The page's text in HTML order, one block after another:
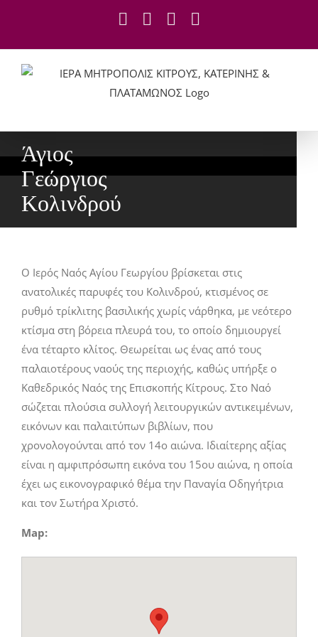
content
Facebook
YouTube
Άγιος
Γεώργιος
Κολινδρού
Ο Ιερός Ναός Αγίου Γεωργίου βρίσκεται στις
ανατολικές παρυφές του Κολινδρού, κτισμένος σε
ρυθμό τρίκλιτης βασιλικής χωρίς νάρθηκα, με νεότερο
κτίσμα στη βόρεια πλευρά του, το οποίο δημιουργεί
ένα τέταρτο κλίτος. Θεωρείται ως ένας από τους
παλαιοτέρους ναούς της περιοχής, καθώς υπήρξε ο
Καθεδρικός Ναός της Επισκοπής Κίτρους. Στο Ναό
σώζεται πλούσια συλλογή λειτουργικών αντικειμένων,
εικόνων και παλαιτύπων βιβλίων, που
χρονολογούνται από τον 14ο αιώνα. Ιδιαίτερης αξίας
είναι η αμφιπρόσωπη εικόνα του 15ου αιώνα, η οποία
έχει ως εικονογραφικό θέμα την Παναγία Οδηγήτρια
και τον Σωτήρα Χριστό.
Map